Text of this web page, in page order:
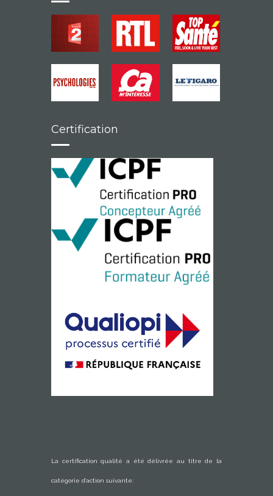
Certification
La certification qualité a été délivrée au titre de la
catégorie d’action suivante: